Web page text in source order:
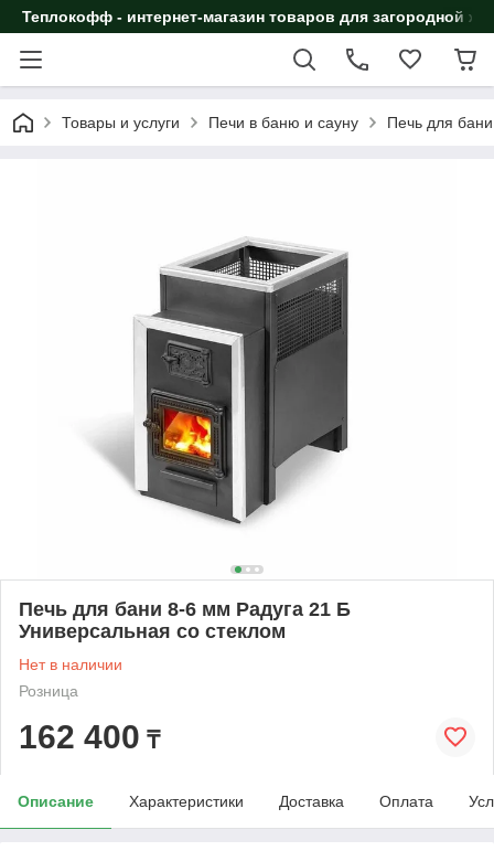
Теплокофф - интернет-магазин товаров для загородной
Товары и услуги Печи в баню и сауну Печь для
Печь для бани 8-6 мм Радуга 21 Б
Универсальная со стеклом
Нет в наличии
Розница
162 400 ₸
Описание Характеристики Доставка Оплата